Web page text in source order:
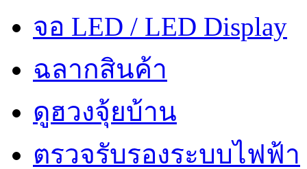
จอ LED / LED Display
ฉลากสินค้า
ดูฮวงจุ้ยบ้าน
ตรวจรับรองระบบไฟฟ้า